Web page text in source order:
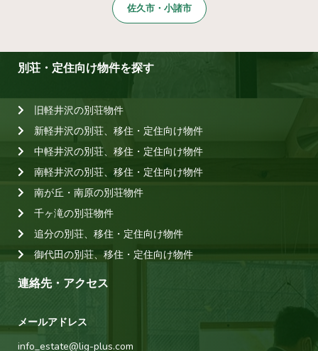
佐久市・小諸市
別荘・定住向け物件を探す
旧軽井沢の別荘物件
新軽井沢の別荘、移住・定住向け物件
中軽井沢の別荘、移住・定住向け物件
南軽井沢の別荘、移住・定住向け物件
南が丘・南原の別荘物件
千ヶ滝の別荘物件
追分の別荘、移住・定住向け物件
御代田の別荘、移住・定住向け物件
連絡先・アクセス
メールアドレス
info_estate@lig-plus.com